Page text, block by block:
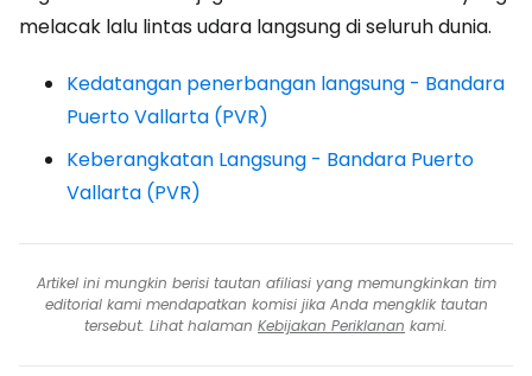
melacak lalu lintas udara langsung di seluruh dunia.
Kedatangan penerbangan langsung - Bandara
Puerto Vallarta (PVR)
Keberangkatan Langsung - Bandara Puerto
Vallarta (PVR)
Artikel ini mungkin berisi tautan afiliasi yang memungkinkan tim
editorial kami mendapatkan komisi jika Anda mengklik tautan
tersebut. Lihat halaman Kebijakan Periklanan kami.